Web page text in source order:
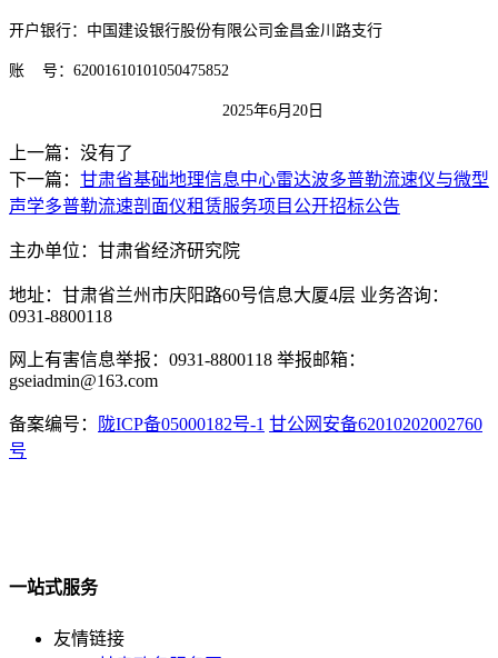
开户银行：中国建设银行股份有限公司金昌金川路支行
账 号： 62001610101050475852
2025年6月 20 日
上一篇：没有了
下一篇： 甘肃省基础地理信息中心雷达波多普勒流速仪与微型
声学多普勒流速剖面仪租赁服务项目公开招标公告
主办单位：甘肃省经济研究院
地址：甘肃省兰州市庆阳路60号信息大厦4层 业务咨询：
0931-8800118
网上有害信息举报：0931-8800118 举报邮箱：
gseiadmin@163.com
备案编号： 陇ICP备05000182号-1 甘公网安备62010202002760
号
一站式服务
友情链接